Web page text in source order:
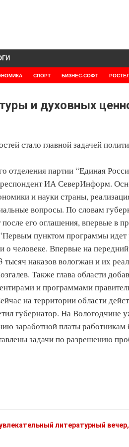
СПОРТ БИЗНЕС-СОФТ
и духовных
стало главной задачей
партии “Единая
ИА СеверИнформ.
и науки страны,
вопросы. По словам
его оглашения, впервые в
пунктом программы идет
о человеке. Впервые на
наказов вологжан и их
Также глава области
и программами
на территории области
губернатор. На Вологодчине
заработной платы работникам
задачи по разрешению
литературный